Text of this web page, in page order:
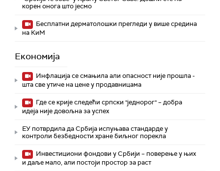
корен онога што јесмо
Бесплатни дерматолошки прегледи у више средина
на КиМ
Економија
Инфлација се смањила али опасност није прошла -
шта све утиче на цене у продавницама
Где се крије следећи српски "једнорог" – добра
идеја није довољна за успех
ЕУ потврдила да Србија испуњава стандарде у
контроли безбедности хране биљног порекла
Инвестициони фондови у Србији – поверење у њих
и даље мало, али постоји простор за раст